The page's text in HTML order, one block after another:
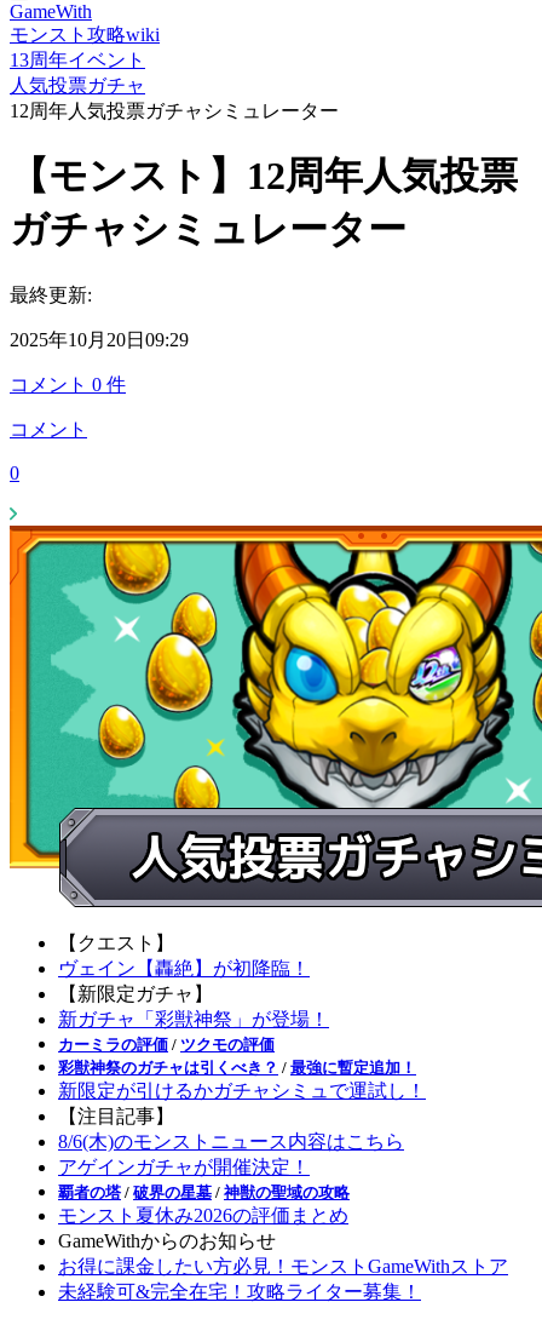
GameWith
モンスト攻略wiki
13周年イベント
人気投票ガチャ
12周年人気投票ガチャシミュレーター
【モンスト】12周年人気投票
ガチャシミュレーター
最終更新:
2025年10月20日09:29
コメント 0 件
コメント
0
【クエスト】
ヴェイン【轟絶】が初降臨！
【新限定ガチャ】
新ガチャ「彩獣神祭」が登場！
カーミラの評価 / ツクモの評価
彩獣神祭のガチャは引くべき？ / 最強に暫定追加！
新限定が引けるかガチャシミュで運試し！
【注目記事】
8/6(木)のモンストニュース内容はこちら
アゲインガチャが開催決定！
覇者の塔 / 破界の星墓 / 神獣の聖域の攻略
モンスト夏休み2026の評価まとめ
GameWithからのお知らせ
お得に課金したい方必見！モンストGameWithストア
未経験可&完全在宅！攻略ライター募集！